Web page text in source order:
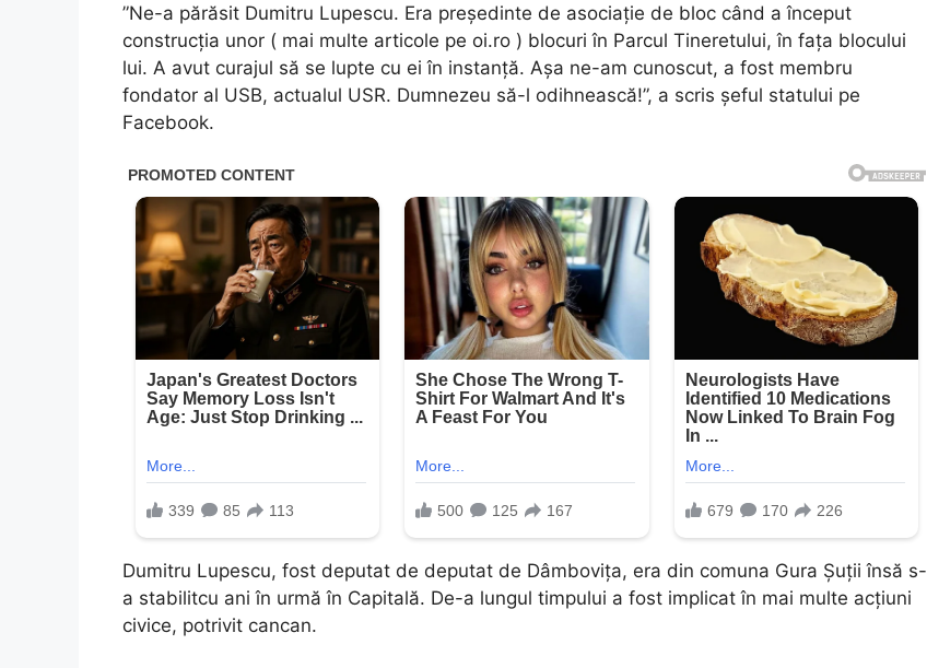
”Ne-a părăsit Dumitru Lupescu. Era președinte de asociație de bloc când a început
construcția unor ( mai multe articole pe oi.ro ) blocuri în Parcul Tineretului, în fața blocului
lui. A avut curajul să se lupte cu ei în instanță. Așa ne-am cunoscut, a fost membru
fondator al USB, actualul USR. Dumnezeu să-l odihnească!”, a scris șeful statului pe
Facebook.
Dumitru Lupescu, fost deputat de deputat de Dâmbovița, era din comuna Gura Șuții însă s-
a stabilitcu ani în urmă în Capitală. De-a lungul timpului a fost implicat în mai multe acțiuni
civice, potrivit cancan.